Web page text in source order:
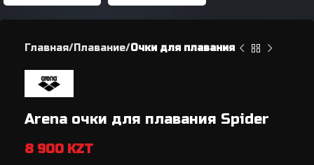
Главная Плавание Очки для плавания
Arena очки для плавания Spider
8 900 KZT